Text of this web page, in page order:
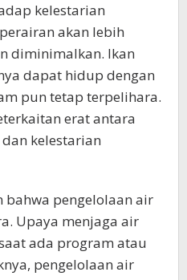
kelestarian
akan lebih
diminimalkan. Ikan
dapat hidup dengan
pun tetap terpelihara.
erat antara
kelestarian
bahwa pengelolaan air
Upaya menjaga air
ada program atau
pengelolaan air